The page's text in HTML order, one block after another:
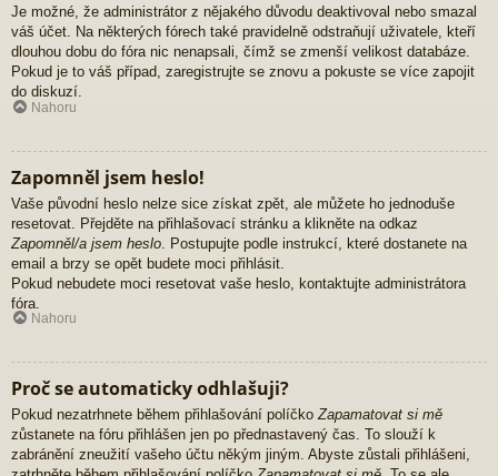
Je možné, že administrátor z nějakého důvodu deaktivoval nebo smazal
váš účet. Na některých fórech také pravidelně odstraňují uživatele, kteří
dlouhou dobu do fóra nic nenapsali, čímž se zmenší velikost databáze.
Pokud je to váš případ, zaregistrujte se znovu a pokuste se více zapojit
do diskuzí.
Nahoru
Zapomněl jsem heslo!
Vaše původní heslo nelze sice získat zpět, ale můžete ho jednoduše
resetovat. Přejděte na přihlašovací stránku a klikněte na odkaz
Zapomněl/a jsem heslo . Postupujte podle instrukcí, které dostanete na
email a brzy se opět budete moci přihlásit.
Pokud nebudete moci resetovat vaše heslo, kontaktujte administrátora
fóra.
Nahoru
Proč se automaticky odhlašuji?
Pokud nezatrhnete během přihlašování políčkoZapamatovat si mě
zůstanete na fóru přihlášen jen po přednastavený čas. To slouží k
zabránění zneužití vašeho účtu někým jiným. Abyste zůstali přihlášeni,